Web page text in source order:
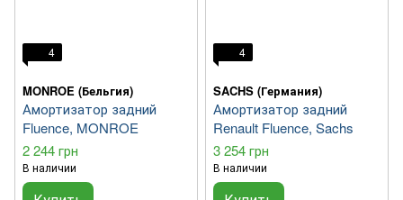
4
MONROE (Бельгия)
Амортизатор задний
Fluence, MONROE
2 244 грн
В наличии
4
SACHS (Германия)
Амортизатор задний
Renault Fluence, Sachs
3 254 грн
В наличии